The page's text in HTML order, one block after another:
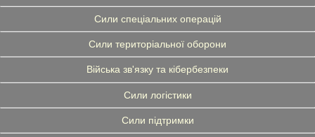
Сили спеціальних операцій
Сили територіальної оборони
Війська зв'язку та кібербезпеки
Сили логістики
Сили підтримки